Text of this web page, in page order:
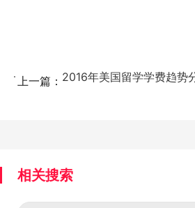
上一篇： 2016年美国留学学费趋势
相关搜索